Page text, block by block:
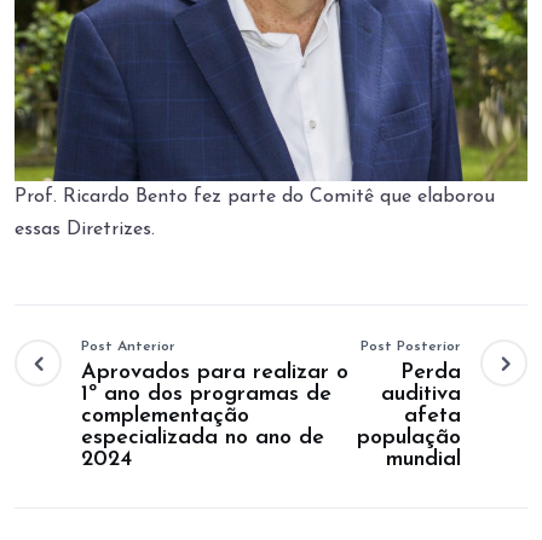
Prof. Ricardo Bento fez parte do Comitê que elaborou
essas Diretrizes.
Post Anterior
Aprovados para realizar o
1º ano dos programas de
complementação
especializada no ano de
2024
Post Posterior
Perda
auditiva
afeta
população
mundial